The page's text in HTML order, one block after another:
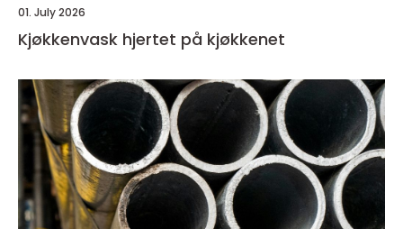
01. July 2026
Kjøkkenvask hjertet på kjøkkenet